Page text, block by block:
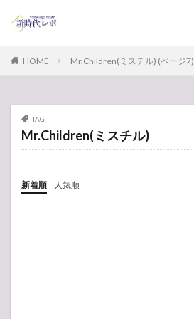
HOME Mr.Children(ミスチル) (ページ7)
TAG
Mr.Children(ミスチル)
新着順 人気順